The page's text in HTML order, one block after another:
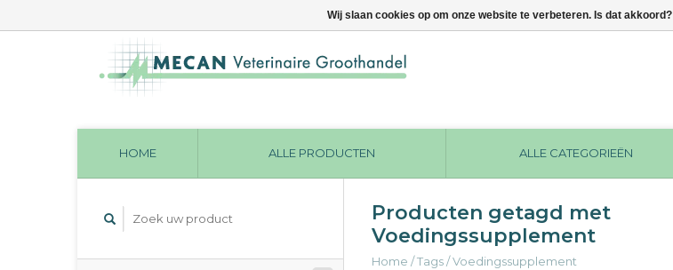
HOME ALLE PRODUCTEN ALLE CATEGORIEËN
Producten getagd met
Voedingssupplement
Home /Tags/Voedingssupplement
Wij slaan cookies op om onze website te verbeteren. Is dat akkoord?